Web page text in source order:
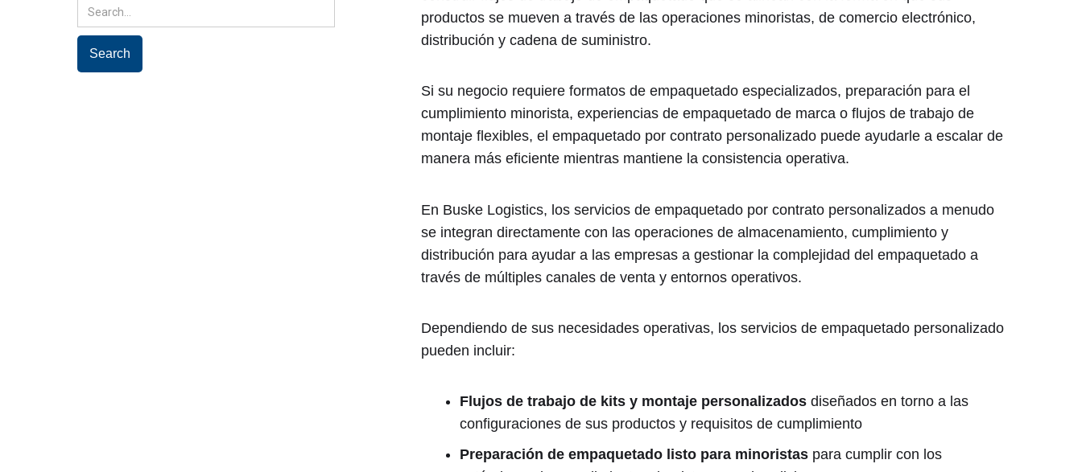
productos se mueven a través de las operaciones minoristas, de comercio electrónico,
distribución y cadena de suministro.
Si su negocio requiere formatos de empaquetado especializados, preparación para el
cumplimiento minorista, experiencias de empaquetado de marca o flujos de trabajo de
montaje flexibles, el empaquetado por contrato personalizado puede ayudarle a escalar de
manera más eficiente mientras mantiene la consistencia operativa.
En Buske Logistics, los servicios de empaquetado por contrato personalizados a menudo
se integran directamente con las operaciones de almacenamiento, cumplimiento y
distribución para ayudar a las empresas a gestionar la complejidad del empaquetado a
través de múltiples canales de venta y entornos operativos.
Dependiendo de sus necesidades operativas, los servicios de empaquetado personalizado
pueden incluir:
Flujos de trabajo de kits y montaje personalizadosdiseñados en torno a las
configuraciones de sus productos y requisitos de cumplimiento
Preparación de empaquetado listo para minoristaspara cumplir con los